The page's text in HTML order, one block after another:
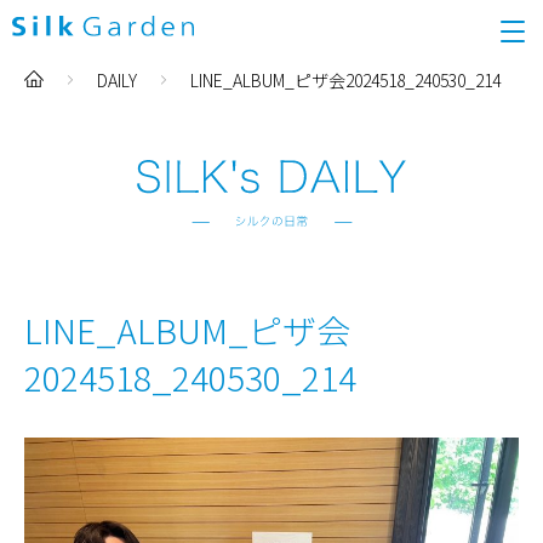
DAILY LINE_ALBUM_ピザ会2024518_240530_214
LINE_ALBUM_ピザ会
2024518_240530_214